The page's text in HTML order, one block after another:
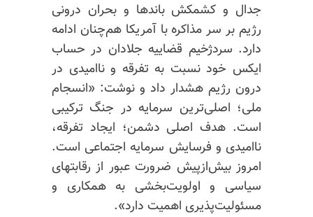
جدال و کشمکش باندها و بحران درونی
رژیم بر سر مذاکره با آمریکا هم‌چنان ادامه
دارد. سردژخیم قضاییه جلادان در حساب
ایکس خود نسبت به تفرقه و ناامیدی در
درون رژیم هشدار داد و نوشت: «انسجام
ملی؛ اصلی‌ترین سرمایه در جنگ ترکیبی
است. هدف اصلی دشمن؛ ایجاد تفرقه،
ناامیدی و فرسایش سرمایه اجتماعی است.
امروز بیش‌از‌پیش ضرورت عبور از رقابتهای
سیاسی و اولویت‌بخشی به همکاری و
مسئولیت‌پذیری اهمیت دارد».